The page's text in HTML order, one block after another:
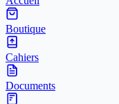
Boutique
Cahiers
Documents